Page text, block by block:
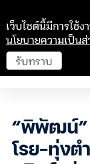
“พิพัฒน์”
โรย-ทุ่งต
เว็บไซต์นี้มีการใช้
นโยบายความเป็น
รับทราบ